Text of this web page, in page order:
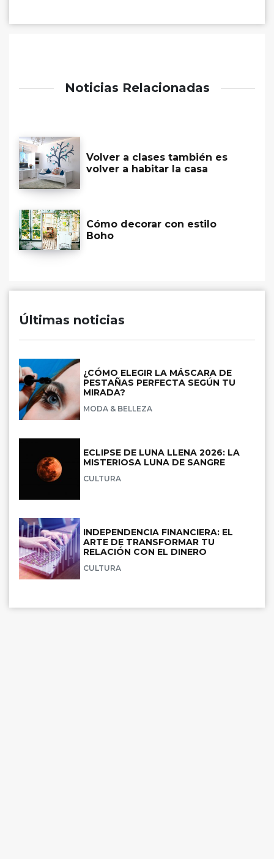
Noticias Relacionadas
Volver a clases también es
volver a habitar la casa
Cómo decorar con estilo
Boho
Últimas noticias
¿CÓMO ELEGIR LA MÁSCARA DE
PESTAÑAS PERFECTA SEGÚN TU
MIRADA?
MODA & BELLEZA
ECLIPSE DE LUNA LLENA 2026: LA
MISTERIOSA LUNA DE SANGRE
CULTURA
INDEPENDENCIA FINANCIERA: EL
ARTE DE TRANSFORMAR TU
RELACIÓN CON EL DINERO
CULTURA